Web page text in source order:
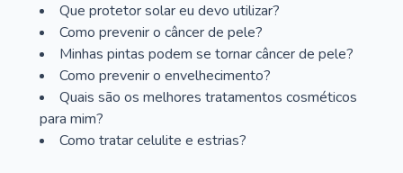
Que protetor solar eu devo utilizar?
Como prevenir o câncer de pele?
Minhas pintas podem se tornar câncer de pele?
Como prevenir o envelhecimento?
Quais são os melhores tratamentos cosméticos
para mim?
Como tratar celulite e estrias?